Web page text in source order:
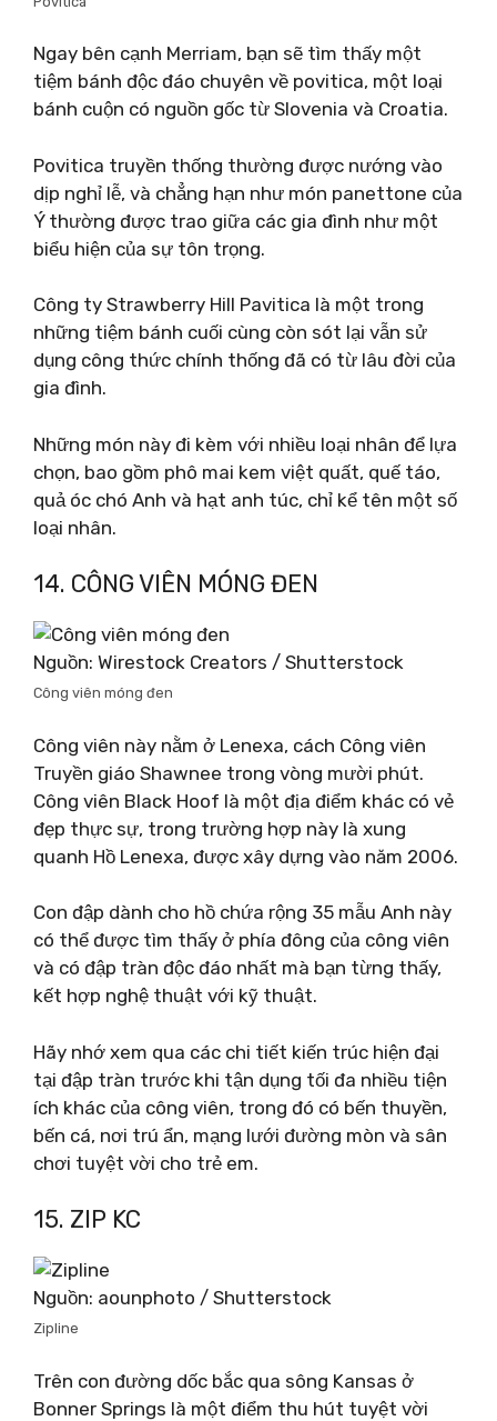
Ngay bên cạnh Merriam, bạn sẽ tìm thấy một
tiệm bánh độc đáo chuyên về povitica, một loại
bánh cuộn có nguồn gốc từ Slovenia và Croatia.
Povitica truyền thống thường được nướng vào
dịp nghỉ lễ, và chẳng hạn như món panettone của
Ý thường được trao giữa các gia đình như một
biểu hiện của sự tôn trọng.
Công ty Strawberry Hill Pavitica là một trong
những tiệm bánh cuối cùng còn sót lại vẫn sử
dụng công thức chính thống đã có từ lâu đời của
gia đình.
Những món này đi kèm với nhiều loại nhân để lựa
chọn, bao gồm phô mai kem việt quất, quế táo,
quả óc chó Anh và hạt anh túc, chỉ kể tên một số
loại nhân.
14. CÔNG VIÊN MÓNG ĐEN
Nguồn: Wirestock Creators / Shutterstock
Công viên móng đen
Công viên này nằm ở Lenexa, cách Công viên
Truyền giáo Shawnee trong vòng mười phút.
Công viên Black Hoof là một địa điểm khác có vẻ
đẹp thực sự, trong trường hợp này là xung
quanh Hồ Lenexa, được xây dựng vào năm 2006.
Con đập dành cho hồ chứa rộng 35 mẫu Anh này
có thể được tìm thấy ở phía đông của công viên
và có đập tràn độc đáo nhất mà bạn từng thấy,
kết hợp nghệ thuật với kỹ thuật.
Hãy nhớ xem qua các chi tiết kiến ​​trúc hiện đại
tại đập tràn trước khi tận dụng tối đa nhiều tiện
ích khác của công viên, trong đó có bến thuyền,
bến cá, nơi trú ẩn, mạng lưới đường mòn và sân
chơi tuyệt vời cho trẻ em.
15. ZIP KC
Nguồn: aounphoto / Shutterstock
Zipline
Trên con đường dốc bắc qua sông Kansas ở
Bonner Springs là một điểm thu hút tuyệt vời